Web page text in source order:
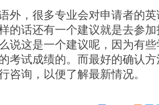
，很多专业会对申请者的英
的话还有一个建议就是去参
说这是一个建议呢，因为有
考试成绩的。而最好的确认
咨询，以便了解最新情况。